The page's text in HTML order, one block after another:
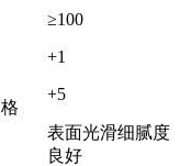
≥100
+1
+5
表面光滑细腻度
良好